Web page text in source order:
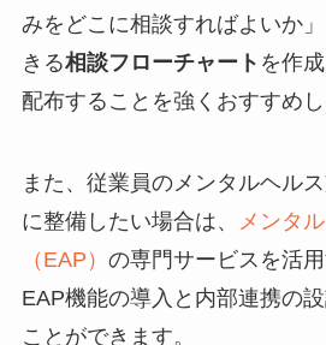
みをどこに相談すればよいか
きる相談フローチャート を作
配布することを強くおすすめし
また、従業員のメンタルヘル
に整備したい場合は、
メンタ
（EAP） の専門サービスを活
EAP機能の導入と内部連携の
ことができます。